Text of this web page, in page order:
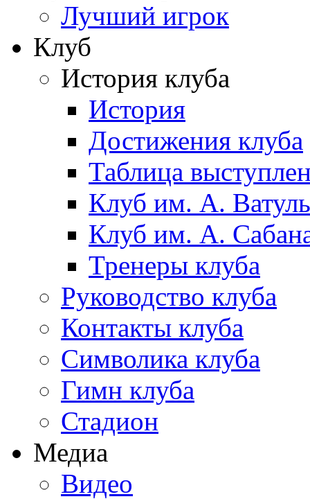
Лучший игрок
Клуб
История клуба
История
Достижения клуба
Таблица
Клуб им. А.
Клуб им. А.
Тренеры клуба
Руководство клуба
Контакты клуба
Символика клуба
Гимн клуба
Стадион
Медиа
Видео